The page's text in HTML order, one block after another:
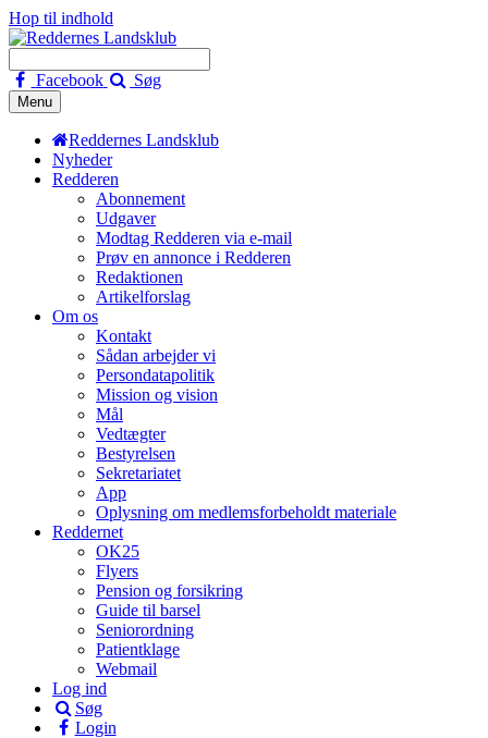
Hop til indhold
Facebook Søg
Menu
Reddernes Landsklub
Nyheder
Redderen
Abonnement
Udgaver
Modtag Redderen via e-mail
Prøv en annonce i Redderen
Redaktionen
Artikelforslag
Om os
Kontakt
Sådan arbejder vi
Persondatapolitik
Mission og vision
Mål
Vedtægter
Bestyrelsen
Sekretariatet
App
Oplysning om medlemsforbeholdt materiale
Reddernet
OK25
Flyers
Pension og forsikring
Guide til barsel
Seniorordning
Patientklage
Webmail
Log ind
Søg
Login